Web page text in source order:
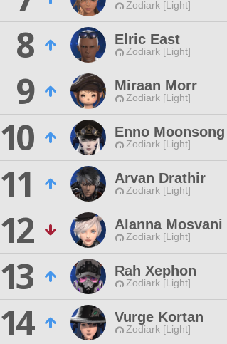
Zodiark [Light]
8
Elric East
Zodiark [Light]
9
Miraan Morr
Zodiark [Light]
10
Enno Moonsong
Zodiark [Light]
11
Arvan Drathir
Zodiark [Light]
12
Alanna Mosvani
Zodiark [Light]
13
Rah Xephon
Zodiark [Light]
14
Vurge Kortan
Zodiark [Light]